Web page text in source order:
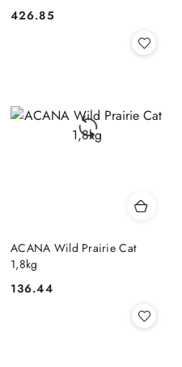
Cena:
426.85
ACANA Wild Prairie Cat
1,8kg
Cena:
136.44